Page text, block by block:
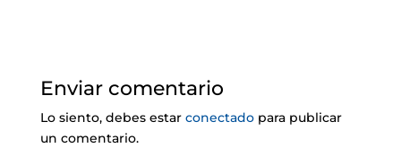
Enviar comentario
Lo siento, debes estar conectadopara publicar
un comentario.